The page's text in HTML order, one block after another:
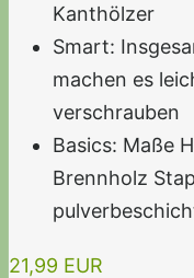
Kanthölzer
Smart:
machen es
verschrauben
Basics: Maße
Brennholz
21,99 EUR